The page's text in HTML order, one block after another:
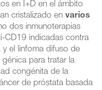
en I+D en el ámbito
cristalizado envarios
dos inmunoterapias
CD19 indicadas contra
y el linfoma difuso de
para tratar la
congénita de la
de próstata basada